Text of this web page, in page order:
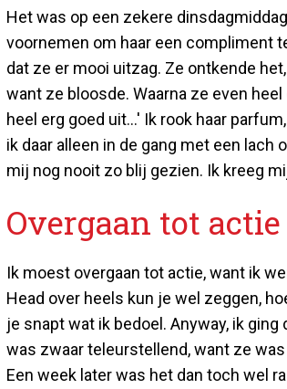
Het was op een zekere
voornemen om haar een compliment
dat ze er mooi uitzag. Ze ontkende
want ze bloosde. Waarna ze even
heel erg goed uit...' Ik rook haar
ik daar alleen in de gang met een
mij nog nooit zo blij gezien. Ik kreeg
Overgaan tot actie
Ik moest overgaan tot actie, want ik
Head over heels kun je wel zeggen,
je snapt wat ik bedoel. Anyway, ik
was zwaar teleurstellend, want ze
Een week later was het dan toch wel